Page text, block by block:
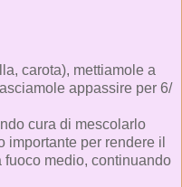
carota), mettiamole a
appassire per 6/
cura di mescolarlo
importante per rendere il
fuoco medio, continuando